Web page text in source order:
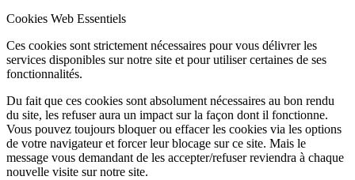
Cookies Web Essentiels
Ces cookies sont strictement nécessaires pour vous délivrer les
services disponibles sur notre site et pour utiliser certaines de ses
fonctionnalités.
Du fait que ces cookies sont absolument nécessaires au bon rendu
du site, les refuser aura un impact sur la façon dont il fonctionne.
Vous pouvez toujours bloquer ou effacer les cookies via les options
de votre navigateur et forcer leur blocage sur ce site. Mais le
message vous demandant de les accepter/refuser reviendra à chaque
nouvelle visite sur notre site.